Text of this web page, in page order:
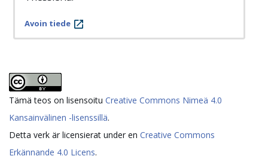
Avoin tiede
Tämä teos on lisensoitu Creative Commons Nimeä 4.0
Kansainvälinen -lisenssillä.
Detta verk är licensierat under en Creative Commons
Erkännande 4.0 Licens.